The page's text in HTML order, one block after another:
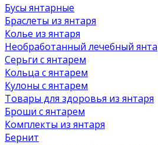
Бусы янтарные
Браслеты из янтаря
Колье из янтаря
Необработанный лечебный
Серьги с янтарем
Кольца с янтарем
Кулоны с янтарем
Товары для здоровья из янтаря
Броши с янтарем
Комплекты из янтаря
Бернит